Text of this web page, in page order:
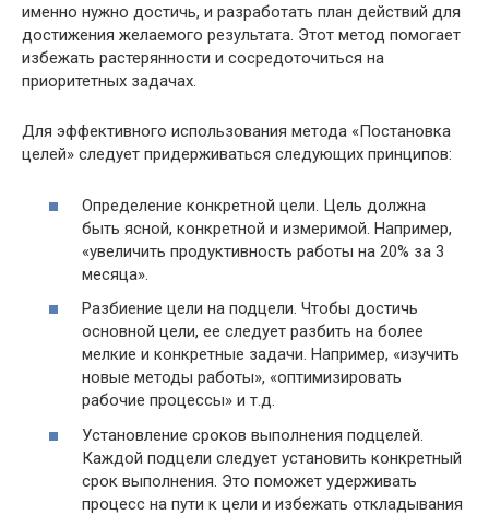
именно нужно достичь, и разработать план действий для
достижения желаемого результата. Этот метод помогает
избежать растерянности и сосредоточиться на
приоритетных задачах.
Для эффективного использования метода «Постановка
целей» следует придерживаться следующих принципов:
Определение конкретной цели. Цель должна
быть ясной, конкретной и измеримой. Например,
«увеличить продуктивность работы на 20% за 3
месяца».
Разбиение цели на подцели. Чтобы достичь
основной цели, ее следует разбить на более
мелкие и конкретные задачи. Например, «изучить
новые методы работы», «оптимизировать
рабочие процессы» и т.д.
Установление сроков выполнения подцелей.
Каждой подцели следует установить конкретный
срок выполнения. Это поможет удерживать
процесс на пути к цели и избежать откладывания